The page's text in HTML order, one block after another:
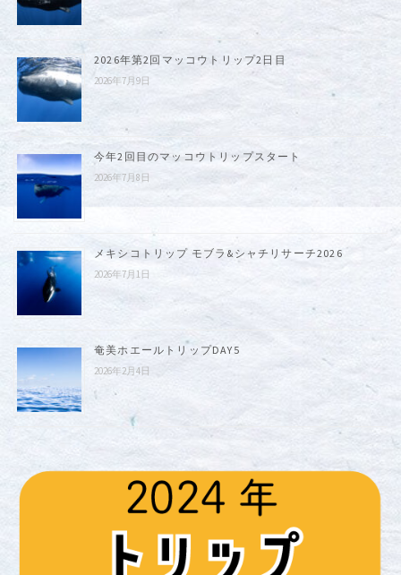
2026年第2回マッコウトリップ2日目
2026年7月9日
今年2回目のマッコウトリップスタート
2026年7月8日
メキシコトリップ モブラ&シャチリサーチ2026
2026年7月1日
奄美ホエールトリップDAY5
2026年2月4日